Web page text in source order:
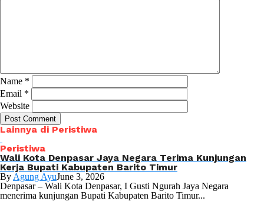
Name *
Email *
Website
Lainnya di Peristiwa
Peristiwa
Wali Kota Denpasar Jaya Negara Terima Kunjungan
Kerja Bupati Kabupaten Barito Timur
By Agung AyuJune 3, 2026
Denpasar – Wali Kota Denpasar, I Gusti Ngurah Jaya Negara
menerima kunjungan Bupati Kabupaten Barito Timur...